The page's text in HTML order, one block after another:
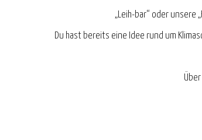
„Leih-bar“ oder unsere
Du hast bereits eine Idee rund um